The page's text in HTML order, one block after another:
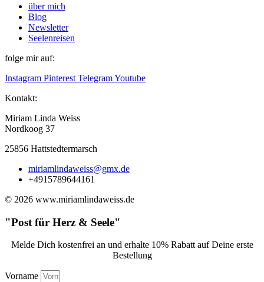
über mich
Blog
Newsletter
Seelenreisen
folge mir auf:
Instagram Pinterest TelegramYoutube
Kontakt:
Miriam Linda Weiss
Nordkoog 37
25856 Hattstedtermarsch
miriamlindaweiss@gmx.de
+4915789644161
© 2026 www.miriamlindaweiss.de
"Post für Herz & Seele"
Melde Dich kostenfrei an und erhalte 10% Rabatt auf Deine erste
Bestellung
Vorname